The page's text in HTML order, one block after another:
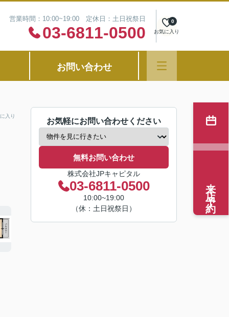
営業時間：10:00~19:00 定休日：土日祝祭日
03-6811-0500 お気に入り
0
お問い合わせ
入り
お気軽にお問い合わせください
無料お問い合わせ
株式会社JPキャピタル
03-6811-0500
10:00~19:00
（休：土日祝祭日）
来店予約